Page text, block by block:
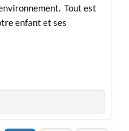
Tout est
enfant et ses